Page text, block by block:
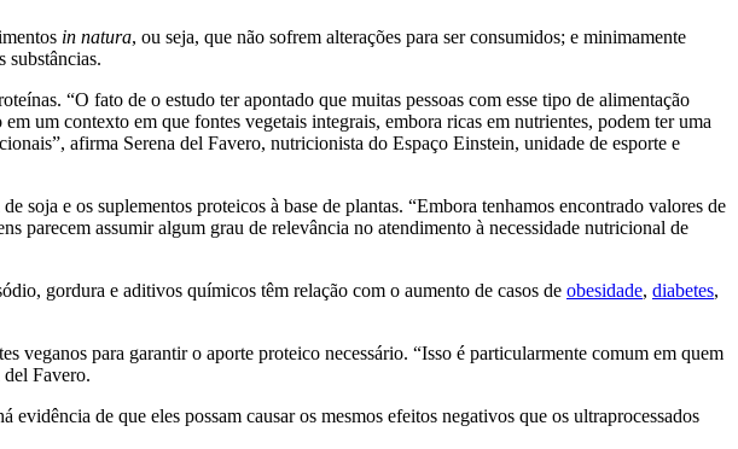
in natura, ou seja, que não sofrem alterações para ser consumidos; e minimamente
substâncias.
“O fato de o estudo ter apontado que muitas pessoas com esse tipo de alimentação
um contexto em que fontes vegetais integrais, embora ricas em nutrientes, podem ter uma
afirma Serena del Favero, nutricionista do Espaço Einstein, unidade de esporte e
soja e os suplementos proteicos à base de plantas. “Embora tenhamos encontrado valores de
parecem assumir algum grau de relevância no atendimento à necessidade nutricional de
gordura e aditivos químicos têm relação com o aumento de casos de obesidade, diabetes,
para garantir o aporte proteico necessário. “Isso é particularmente comum em quem
del Favero.
de que eles possam causar os mesmos efeitos negativos que os ultraprocessados